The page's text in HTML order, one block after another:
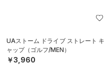
UAストーム ドライブ ストレート キ
ャップ（ゴルフ/MEN）
￥3,960